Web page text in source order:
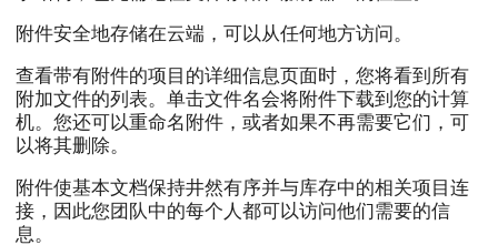
附件安全地存储在云端，可以从任何地方访问。
查看带有附件的项目的详细信息页面时，您将看到所有
附加文件的列表。单击文件名会将附件下载到您的计算
机。您还可以重命名附件，或者如果不再需要它们，可
以将其删除。
附件使基本文档保持井然有序并与库存中的相关项目连
接，因此您团队中的每个人都可以访问他们需要的信
息。